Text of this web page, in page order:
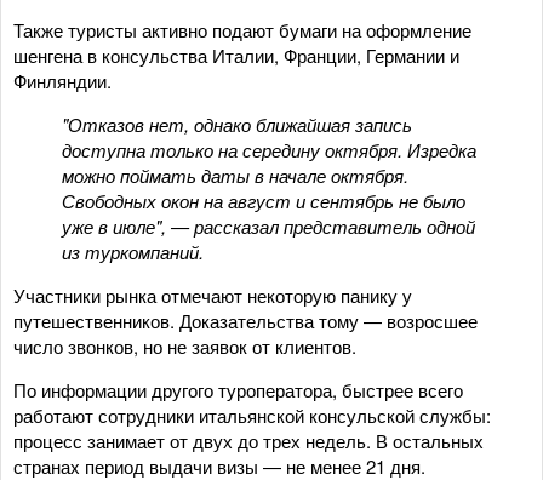
Также туристы активно подают бумаги на оформление
шенгена в консульства Италии, Франции, Германии и
Финляндии.
"Отказов нет, однако ближайшая запись
доступна только на середину октября. Изредка
можно поймать даты в начале октября.
Свободных окон на август и сентябрь не было
уже в июле", — рассказал представитель одной
из туркомпаний.
Участники рынка отмечают некоторую панику у
путешественников. Доказательства тому — возросшее
число звонков, но не заявок от клиентов.
По информации другого туроператора, быстрее всего
работают сотрудники итальянской консульской службы:
процесс занимает от двух до трех недель. В остальных
странах период выдачи визы — не менее 21 дня.